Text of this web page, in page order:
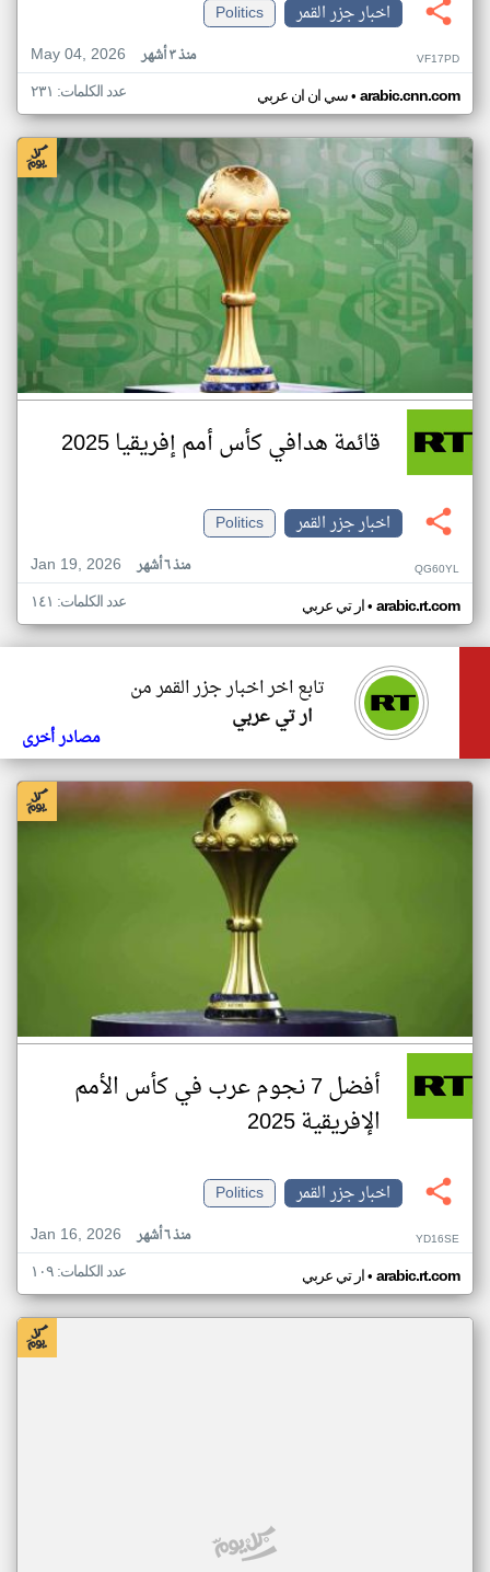
اخبار جزر القمر
Politics
May 04, 2026
منذ ٣ أشهر VF17PD
سي ان ان عربي• arabic.cnn.com عدد الكلمات: ٢٣١
قائمة هدافي كأس أمم إفريقيا 2025
اخبار جزر القمر
Politics
Jan 19, 2026
منذ ٦ أشهر QG60YL
ار تي عربي• arabic.rt.com عدد الكلمات: ١٤١
تابع اخر اخبار جزر القمر من
ار تي عربي
مصادر أخرى
أفضل 7 نجوم عرب في كأس الأمم
الإفريقية 2025
اخبار جزر القمر
Politics
Jan 16, 2026
منذ ٦ أشهر YD16SE
ار تي عربي• arabic.rt.com عدد الكلمات: ١٠٩